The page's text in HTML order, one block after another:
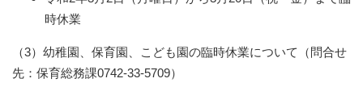
時休業
（3）幼稚園、保育園、こども園の臨時休業について（問合せ
先：保育総務課0742-33-5709）